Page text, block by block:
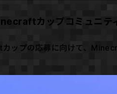
カップコミュニテ
ップの応募に向けて、